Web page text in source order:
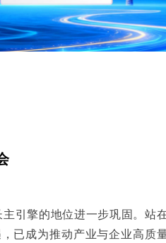
引擎的地位进一步巩固。站
已成为推动产业与企业高质